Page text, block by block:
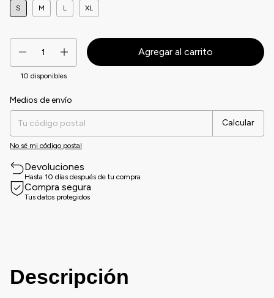
S M L XL
10 disponibles
Entregas para el CP:
Medios de envío
Calcular
No sé mi código postal
Devoluciones
Hasta 10 días después de tu compra
Compra segura
Tus datos protegidos
Descripción